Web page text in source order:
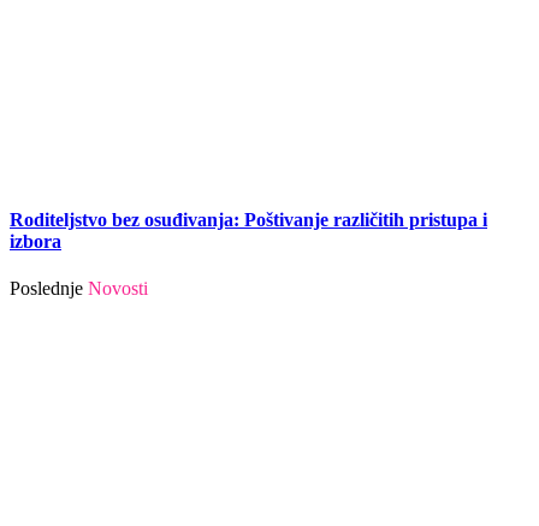
Roditeljstvo bez osuđivanja: Poštivanje različitih pristupa i
izbora
Poslednje Novosti